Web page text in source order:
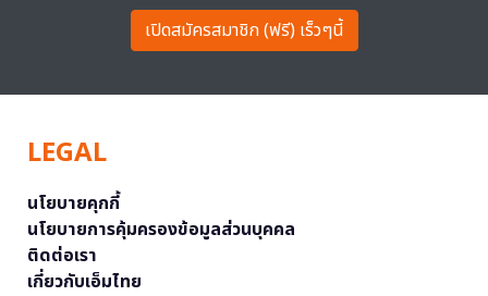
เปิดสมัครสมาชิก (ฟรี) เร็วๆนี้
LEGAL
นโยบายคุกกี้
นโยบายการคุ้มครองข้อมูลส่วนบุคคล
ติดต่อเรา
เกี่ยวกับเอ็มไทย